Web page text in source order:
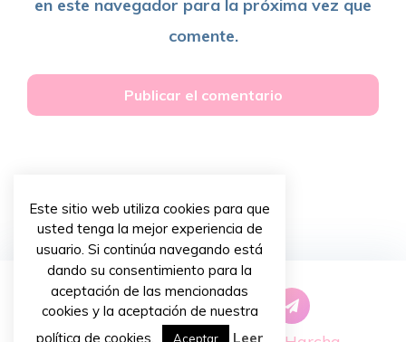
en este navegador para la próxima vez que
comente.
Este sitio web utiliza cookies para que
usted tenga la mejor experiencia de
usuario. Si continúa navegando está
dando su consentimiento para la
aceptación de las mencionadas
cookies y la aceptación de nuestra
política de cookies.
Aceptar Leer